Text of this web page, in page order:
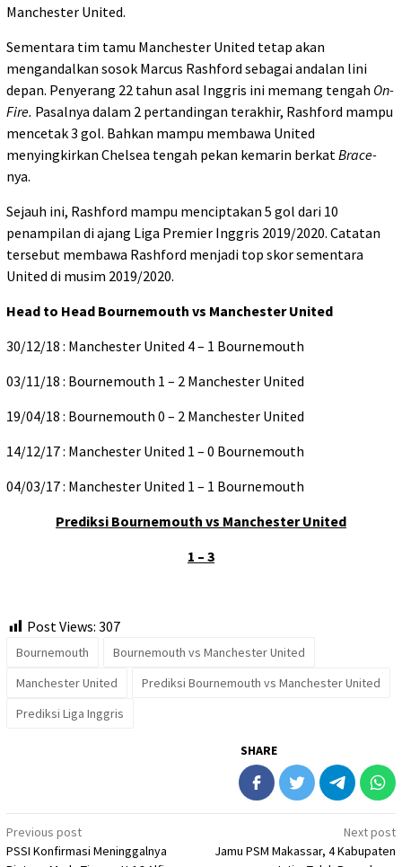
Manchester United.
Sementara tim tamu Manchester United tetap akan
mengandalkan sosok Marcus Rashford sebagai andalan lini
depan. Penyerang 22 tahun asal Inggris ini memang tengah On-
Fire. Pasalnya dalam 2 pertandingan terakhir, Rashford mampu
mencetak 3 gol. Bahkan mampu membawa United
menyingkirkan Chelsea tengah pekan kemarin berkat Brace-
nya.
Sejauh ini, Rashford mampu menciptakan 5 gol dari 10
penampilan di ajang Liga Premier Inggris 2019/2020. Catatan
tersebut membawa Rashford menjadi top skor sementara
United di musim 2019/2020.
Head to Head Bournemouth vs Manchester United
30/12/18 : Manchester United 4 – 1 Bournemouth
03/11/18 : Bournemouth 1 – 2 Manchester United
19/04/18 : Bournemouth 0 – 2 Manchester United
14/12/17 : Manchester United 1 – 0 Bournemouth
04/03/17 : Manchester United 1 – 1 Bournemouth
Prediksi Bournemouth vs Manchester United
1 – 3
Post Views: 307
Bournemouth
Bournemouth vs Manchester United
Manchester United
Prediksi Bournemouth vs Manchester United
Prediksi Liga Inggris
SHARE
Post
navigation
Previous post
PSSI Konfirmasi Meninggalnya
Next post
Jamu PSM Makassar, 4 Kabupaten